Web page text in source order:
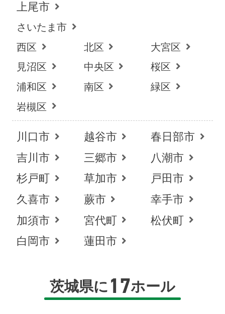
上尾市
さいたま市
西区
北区
大宮区
見沼区
中央区
桜区
浦和区
南区
緑区
岩槻区
川口市 越谷市
春日部市
吉川市
三郷市
八潮市
杉戸町
草加市
戸田市
久喜市
蕨市
幸手市
加須市
宮代町
松伏町
白岡市
蓮田市
茨城県に 17ホール